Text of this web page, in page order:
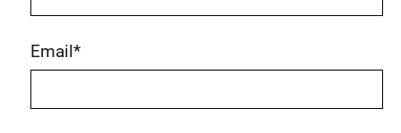
Email*